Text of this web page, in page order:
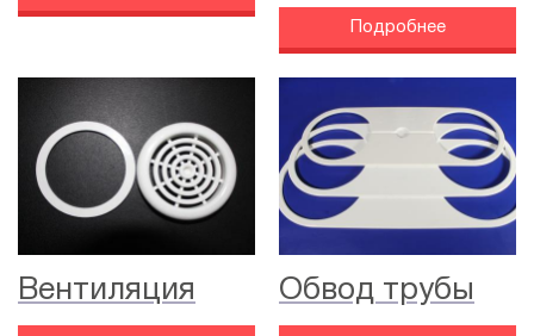
Подробнее
Вентиляция Обвод трубы